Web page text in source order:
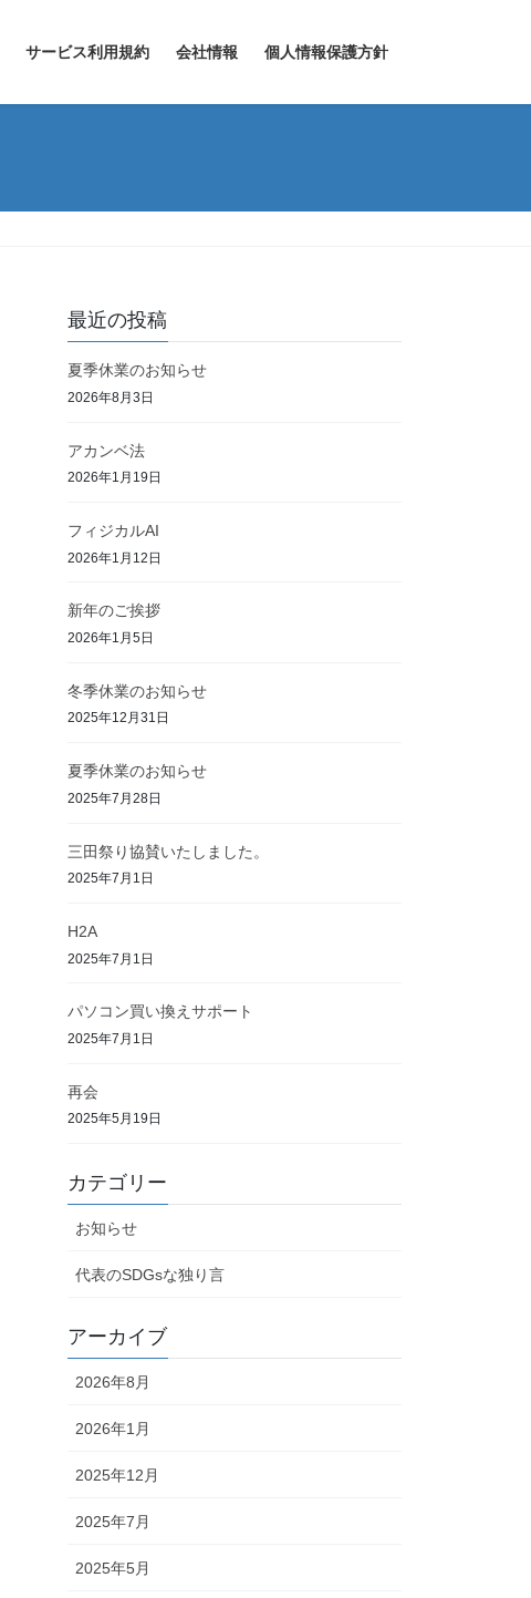
サービス利用規約 会社情報 個人情報保護方針
最近の投稿
夏季休業のお知らせ
2026年8月3日
アカンベ法
2026年1月19日
フィジカルAI
2026年1月12日
新年のご挨拶
2026年1月5日
冬季休業のお知らせ
2025年12月31日
夏季休業のお知らせ
2025年7月28日
三田祭り協賛いたしました。
2025年7月1日
H2A
2025年7月1日
パソコン買い換えサポート
2025年7月1日
再会
2025年5月19日
カテゴリー
お知らせ
代表のSDGsな独り言
アーカイブ
2026年8月
2026年1月
2025年12月
2025年7月
2025年5月